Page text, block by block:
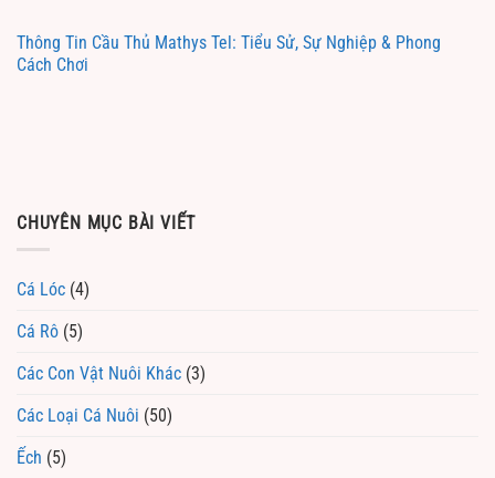
Thông Tin Cầu Thủ Mathys Tel: Tiểu Sử, Sự Nghiệp & Phong
Cách Chơi
CHUYÊN MỤC BÀI VIẾT
Cá Lóc (4)
Cá Rô (5)
Các Con Vật Nuôi Khác (3)
Các Loại Cá Nuôi (50)
Ếch (5)